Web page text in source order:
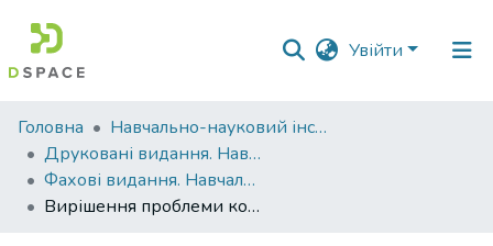
Увійти
Фонди
та
зібрання
Пошук за критеріями
Головна
Навчально-науковий інститут агротехнологій, селекції та екології
Друковані видання. Навчально-науковий інститут агротехнологій, селекції та екології
Фахові видання. Навчально-науковий інститут агротехнологій, селекції та екології
Вирішення проблеми концентрації агрохолдингами земель сільськогосподарського призначення у контексті розвитку